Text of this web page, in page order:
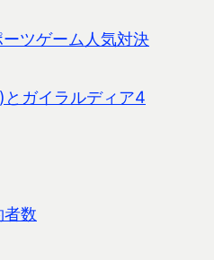
ツゲーム人気対決
ガイラルディア4
数